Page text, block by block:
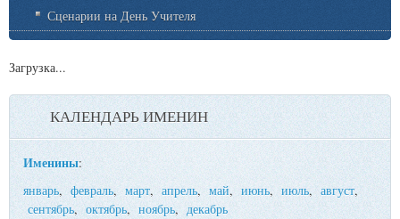
Сценарии на День Учителя
Загрузка...
КАЛЕНДАРЬ ИМЕНИН
Именины:
январь, февраль, март, апрель,май, июнь, июль,август,
сентябрь,октябрь, ноябрь,декабрь